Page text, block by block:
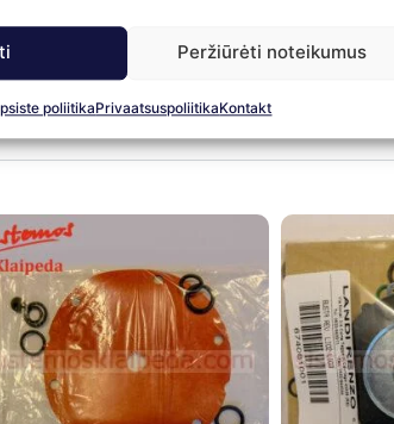
Peržiūrėti noteikumus
poliitikaPrivaatsuspoliitikaKontakt